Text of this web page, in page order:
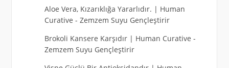
Aloe Vera, Kızarıklığa Yararlıdır. | Human
Curative - Zemzem Suyu Gençleştirir
Brokoli Kansere Karşıdır | Human Curative -
Zemzem Suyu Gençleştirir